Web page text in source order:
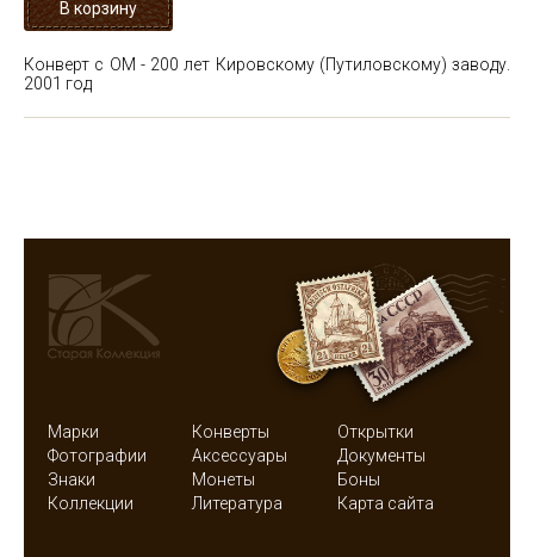
Конверт с ОМ - 200 лет Кировскому (Путиловскому) заводу.
2001 год
Марки Конверты
Открытки
Фотографии
Аксессуары
Документы
Знаки
Монеты
Боны
Коллекции
Литература Карта сайта